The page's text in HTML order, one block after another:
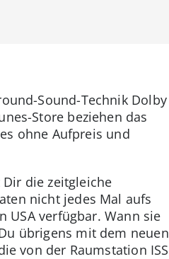
Sound-Technik Dolby
Store beziehen das
ohne Aufpreis und
die zeitgleiche
nicht jedes Mal aufs
USA verfügbar. Wann sie
übrigens mit dem neuen
von der Raumstation ISS